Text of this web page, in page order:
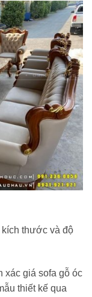
kích thước và độ
xác giá sofa gỗ óc
thiết kế qua